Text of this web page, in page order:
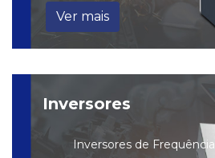
Ver mais
Inversores
Inversores de Frequência